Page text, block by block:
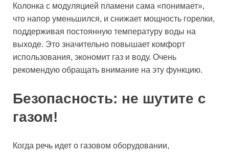
Колонка с модуляцией пламени сама «понимает»,
что напор уменьшился, и снижает мощность горелки,
поддерживая постоянную температуру воды на
выходе. Это значительно повышает комфорт
использования, экономит газ и воду. Очень
рекомендую обращать внимание на эту функцию.
Безопасность: не шутите с
газом!
Когда речь идет о газовом оборудовании,